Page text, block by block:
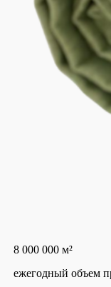
8 000 000 м²
ежегодный объем